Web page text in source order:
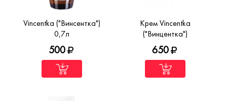
Vincentka ("Винсентка")
0,7л
500
Крем Vincentka
("Винцентка")
650